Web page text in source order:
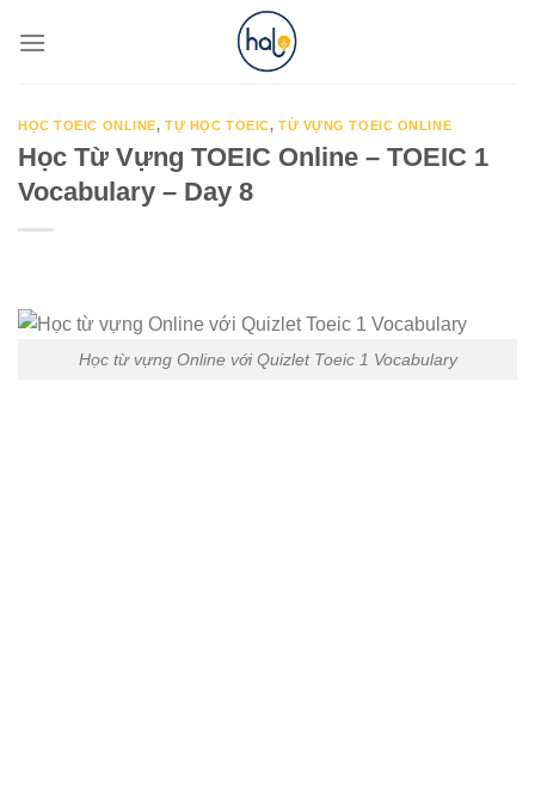
HỌC TOEIC ONLINE,TỰ HỌC TOEIC, TỪ VỰNG TOEIC ONLINE
Học Từ Vựng TOEIC Online – TOEIC 1
Vocabulary – Day 8
Học từ vựng Online với Quizlet Toeic 1 Vocabulary